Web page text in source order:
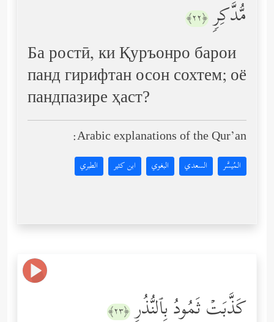
مُّدَّكِرࣲ ﴿٢٢﴾
Ба ростӣ, ки Қуръонро барои
панд гирифтан осон сохтем; оё
пандпазире ҳаст?
Arabic explanations of the Qur’an:
المُيسَّر السعدي البغوي ابن كثير الطبري
كَذَّبَتۡ ثَمُودُ بِٱلنُّذُرِ ﴿٢٣﴾